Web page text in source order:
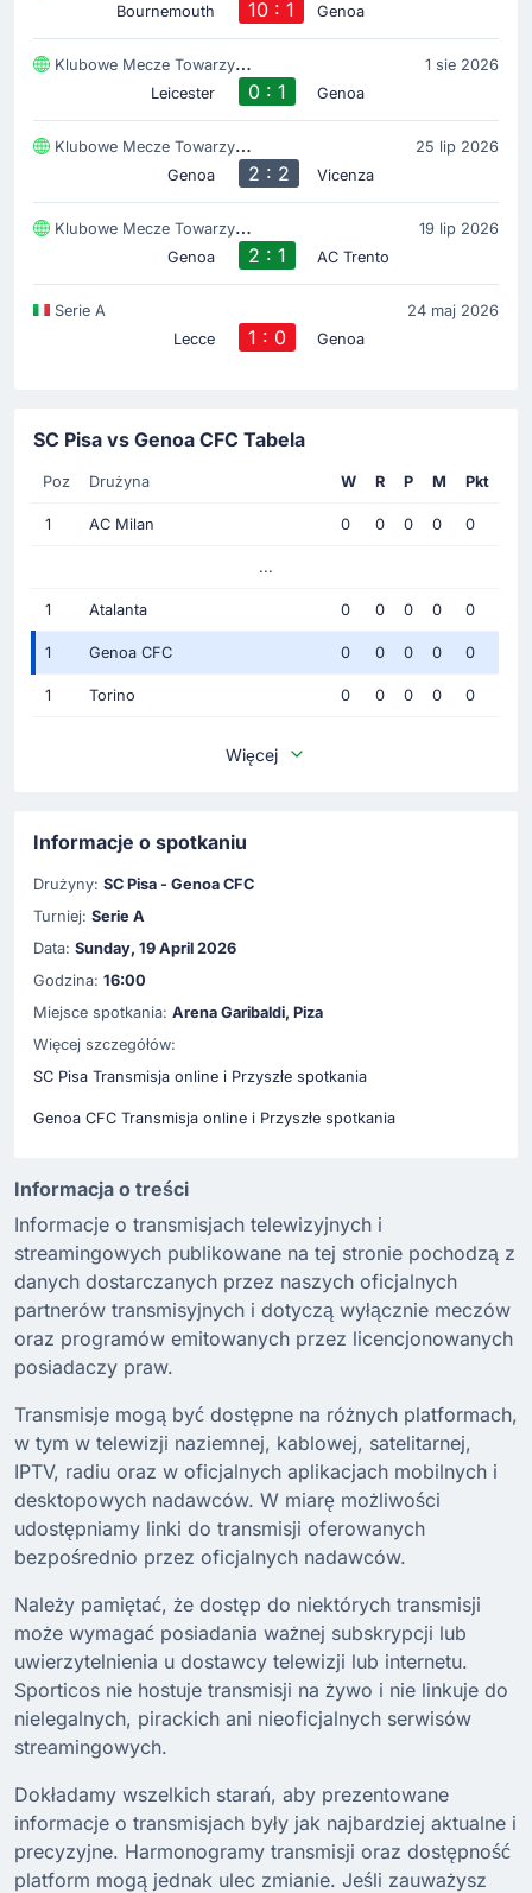
Bournemouth
10 : 1 Genoa
Klubowe Mecze Towarzyski
1 sie 2026
Leicester
0 : 1 Genoa
Klubowe Mecze Towarzyski
25 lip 2026
Genoa
2 : 2 Vicenza
Klubowe Mecze Towarzyski
19 lip 2026
Genoa
2 : 1 AC Trento
Serie A
24 maj 2026
Lecce
1 : 0 Genoa
SC Pisa vs Genoa CFC Tabela
Poz Drużyna W R P M Pkt
1 AC Milan 0 0 0 0 0
...
1 Atalanta 0 0 0 0 0
1 Genoa CFC 0 0 0 0 0
1 Torino 0 0 0 0 0
Więcej
Informacje o spotkaniu
Drużyny: SC Pisa - Genoa CFC
Turniej: Serie A
Data: Sunday, 19 April 2026
Godzina: 16:00
Miejsce spotkania: Arena Garibaldi, Piza
Więcej szczegółów:
SC Pisa Transmisja online i Przyszłe spotkania
Genoa CFC Transmisja online i Przyszłe spotkania
Informacja o treści
Informacje o transmisjach telewizyjnych i
streamingowych publikowane na tej stronie pochodzą z
danych dostarczanych przez naszych oficjalnych
partnerów transmisyjnych i dotyczą wyłącznie meczów
oraz programów emitowanych przez licencjonowanych
posiadaczy praw.
Transmisje mogą być dostępne na różnych platformach,
w tym w telewizji naziemnej, kablowej, satelitarnej,
IPTV, radiu oraz w oficjalnych aplikacjach mobilnych i
desktopowych nadawców. W miarę możliwości
udostępniamy linki do transmisji oferowanych
bezpośrednio przez oficjalnych nadawców.
Należy pamiętać, że dostęp do niektórych transmisji
może wymagać posiadania ważnej subskrypcji lub
uwierzytelnienia u dostawcy telewizji lub internetu.
Sporticos nie hostuje transmisji na żywo i nie linkuje do
nielegalnych, pirackich ani nieoficjalnych serwisów
streamingowych.
Dokładamy wszelkich starań, aby prezentowane
informacje o transmisjach były jak najbardziej aktualne i
precyzyjne. Harmonogramy transmisji oraz dostępność
platform mogą jednak ulec zmianie. Jeśli zauważysz